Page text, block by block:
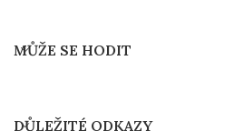
MŮŽE SE HODIT
DŮLEŽITÉ ODKAZY